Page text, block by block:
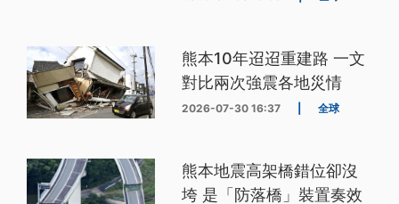
熊本10年迢迢重建路 一文
對比兩次強震各地災情
2026-07-30 16:37 全球
熊本地震高架橋錯位卻沒
垮 是「防落橋」裝置奏效